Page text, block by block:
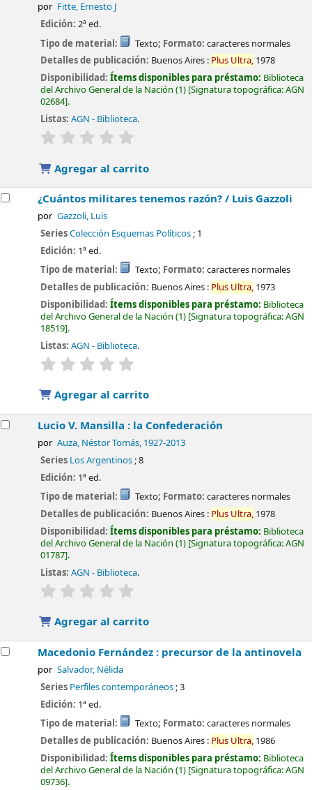
por Fitte, Ernesto J
Edición:2ª ed.
Tipo de material:
Texto; Formato: caracteres normales
Detalles de publicación: Buenos Aires : Plus Ultra, 1978
Disponibilidad:Ítems disponibles para préstamo: Biblioteca
del Archivo General de la Nación (1) Signatura topográfica:AGN
02684 .
Listas: AGN - Biblioteca.
valoración
Agregar al carrito
¿Cuántos militares tenemos razón? / Luis Gazzoli
por Gazzoli, Luis
SeriesColección Esquemas Políticos; 1
Edición: 1ª ed.
Tipo de material:
Texto; Formato: caracteres normales
Detalles de publicación: Buenos Aires : Plus Ultra, 1973
Disponibilidad:Ítems disponibles para préstamo: Biblioteca
del Archivo General de la Nación (1) Signatura topográfica:AGN
18519 .
Listas: AGN - Biblioteca.
valoración
Agregar al carrito
Lucio V. Mansilla : la Confederación
por Auza, Néstor Tomás, 1927-2013
Series Los Argentinos; 8
Edición: 1ª ed.
Tipo de material:
Texto; Formato: caracteres normales
Detalles de publicación: Buenos Aires : Plus Ultra, 1978
Disponibilidad:Ítems disponibles para préstamo: Biblioteca
del Archivo General de la Nación (1) Signatura topográfica:AGN
01787 .
Listas: AGN - Biblioteca.
valoración
Agregar al carrito
Macedonio Fernández : precursor de la antinovela
por Salvador, Nélida
Series Perfiles contemporáneos; 3
Edición: 1ª ed.
Tipo de material:
Texto; Formato: caracteres normales
Detalles de publicación: Buenos Aires : Plus Ultra, 1986
Disponibilidad:Ítems disponibles para préstamo: Biblioteca
del Archivo General de la Nación (1) Signatura topográfica:AGN
09736 .